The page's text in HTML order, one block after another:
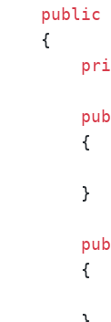
public
    {
        {
        }
        {